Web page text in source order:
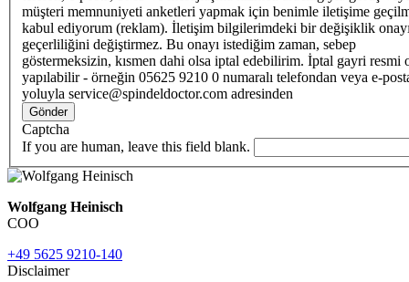
müşteri memnuniyeti anketleri yapmak için benimle iletişime
kabul ediyorum (reklam). İletişim bilgilerimdeki bir değişiklik
geçerliliğini değiştirmez. Bu onayı istediğim zaman, sebep
göstermeksizin, kısmen dahi olsa iptal edebilirim. İptal gayri resmi
yapılabilir - örneğin 05625 9210 0 numaralı telefondan veya e-
yoluyla service@spindeldoctor.com adresinden
Gönder
Captcha
If you are human, leave this field blank.
Wolfgang Heinisch
COO
+49 5625 9210-140
Disclaimer